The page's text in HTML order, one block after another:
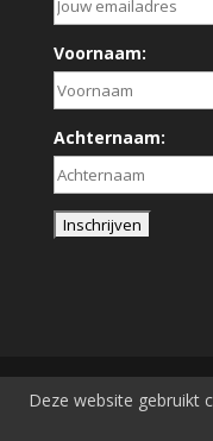
Voornaam:
Achternaam:
Deze website gebruikt